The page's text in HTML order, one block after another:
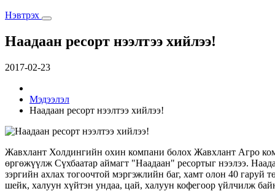
Нэвтрэх
Наадаан ресорт нээлтээ хийлээ!
2017-02-23
Мэдээлэл
Наадаан ресорт нээлтээ хийлээ!
Жавхлант Холдингийн охин компани болох Жавхлант Агро
өргөжүүлж Сүхбаатар аймагт "Наадаан" ресортыг нээлээ.
зэргийн ахлах тогоочтой мэргэжлийн баг, хамт олон 40
шейк, халуун хүйтэн ундаа, цай, халуун кофегоор үйлчилж